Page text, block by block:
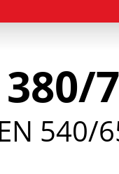
380/
540/